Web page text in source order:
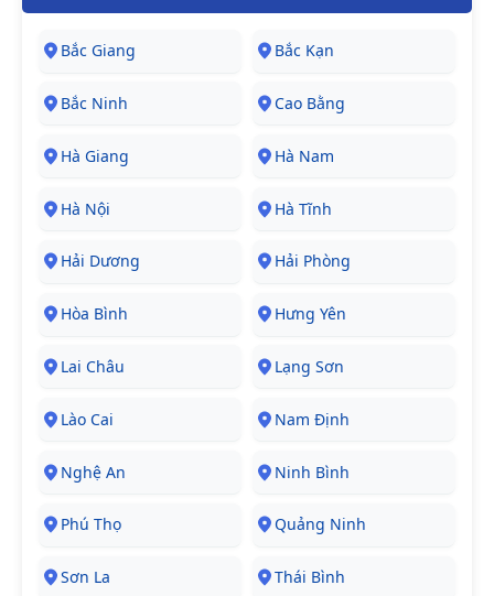
Bắc Giang Bắc Kạn
Bắc Ninh Cao Bằng
Hà Giang Hà Nam
Hà Nội Hà Tĩnh
Hải Dương Hải Phòng
Hòa Bình Hưng Yên
Lai Châu Lạng Sơn
Lào Cai Nam Định
Nghệ An Ninh Bình
Phú Thọ Quảng Ninh
Sơn La Thái Bình